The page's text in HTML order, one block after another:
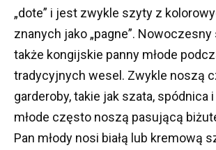
„dote” i jest zwykle szyty z
znanych jako „pagne”. Nowoczesny
także kongijskie panny młode
tradycyjnych wesel. Zwykle noszą
garderoby, takie jak szata, spódnica
młode często noszą pasującą
Pan młody nosi białą lub kremową